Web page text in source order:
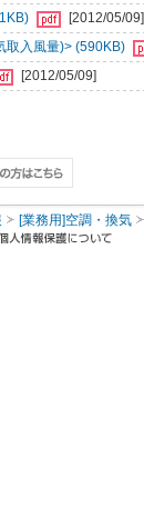
[2012/05/09]
取入風量)> (590KB)
[2012/05/09]
[業務用]空調・換気